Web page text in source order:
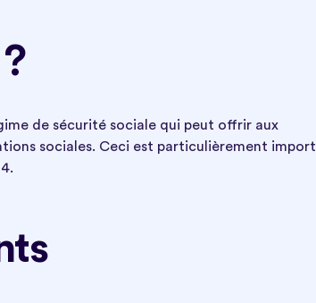
de sécurité sociale qui peut offrir aux
sociales. Ceci est particulièrement